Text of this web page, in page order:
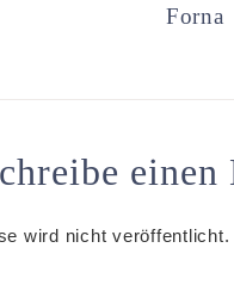
Forna
wird nicht veröffentlicht.